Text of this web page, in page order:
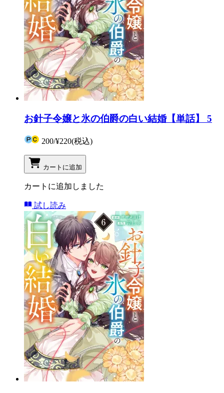
お針子令嬢と氷の伯爵の白い結婚【単話】 5
200/¥220(税込)
カートに追加
カートに追加しました
試し読み